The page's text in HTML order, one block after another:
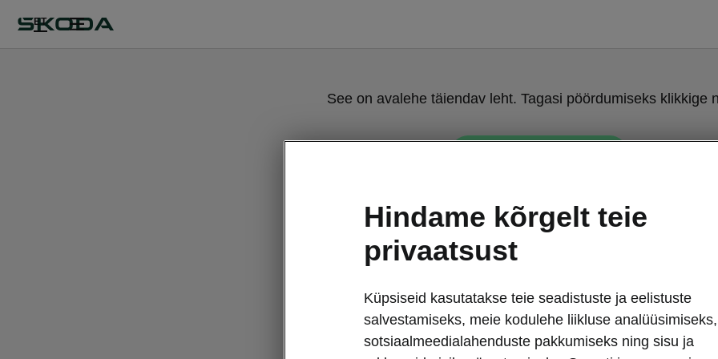
ET
See on avalehe täiendav leht. Tagasi pöördumiseks klikkige
Nutikas
Hindame kõrgelt teie
privaatsust
Küpsiseid kasutatakse teie seadistuste ja eelistuste
salvestamiseks, meie kodulehe liikluse analüüsimiseks,
sotsiaalmeedialahenduste pakkumiseks ning sisu ja